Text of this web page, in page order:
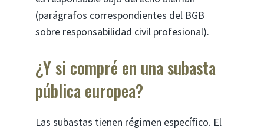
(parágrafos correspondientes del BGB
sobre responsabilidad civil profesional).
¿Y si compré en una subasta
pública europea?
Las subastas tienen régimen específico. El